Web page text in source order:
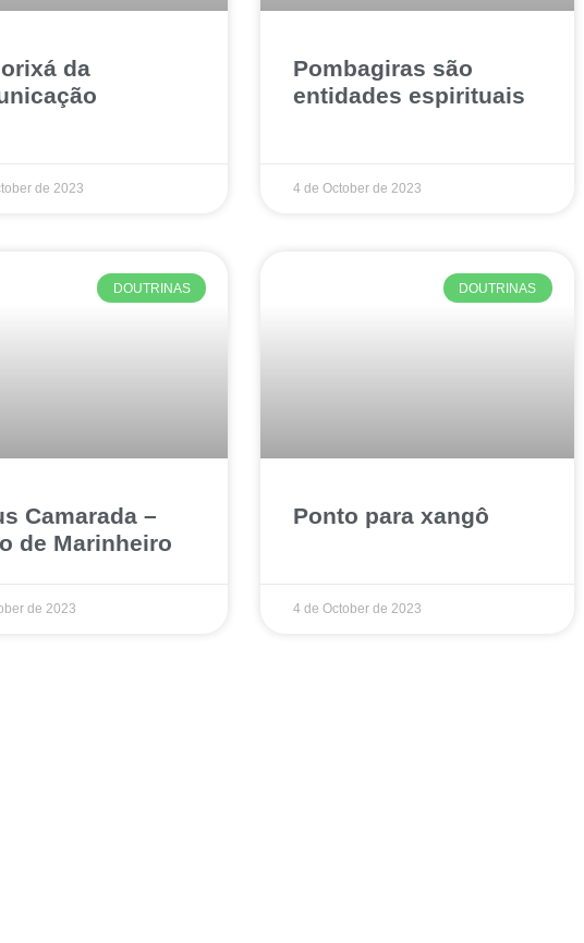
da
de 2023
Pombagiras são
entidades espirituais
4 de October de 2023
DOUTRINAS
Camarada –
de Marinheiro
de 2023
DOUTRINAS
Ponto para xangô
4 de October de 2023